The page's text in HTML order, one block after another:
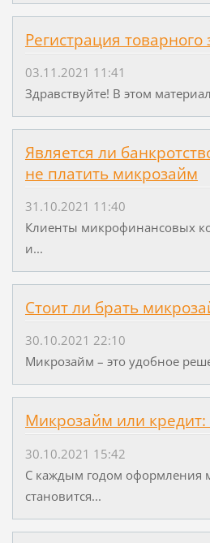
Регистрация
03.11.2021 11:41
Здравствуйте! В этом
Является ли
не платить микрозайм
31.10.2021 11:40
Клиенты микрофинансовых
и...
Стоит ли брать
30.10.2021 22:10
Микрозайм – это удобное
Микрозайм или
30.10.2021 15:42
С каждым годом оформления
становится...